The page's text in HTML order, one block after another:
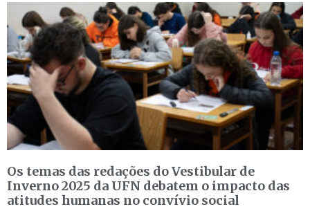
Os temas das redações do Vestibular de
Inverno 2025 da UFN debatem o impacto das
atitudes humanas no convívio social